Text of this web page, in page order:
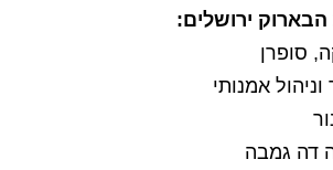
הבארוק ירושלים:
סופרן
אמנותי
דה גמבה